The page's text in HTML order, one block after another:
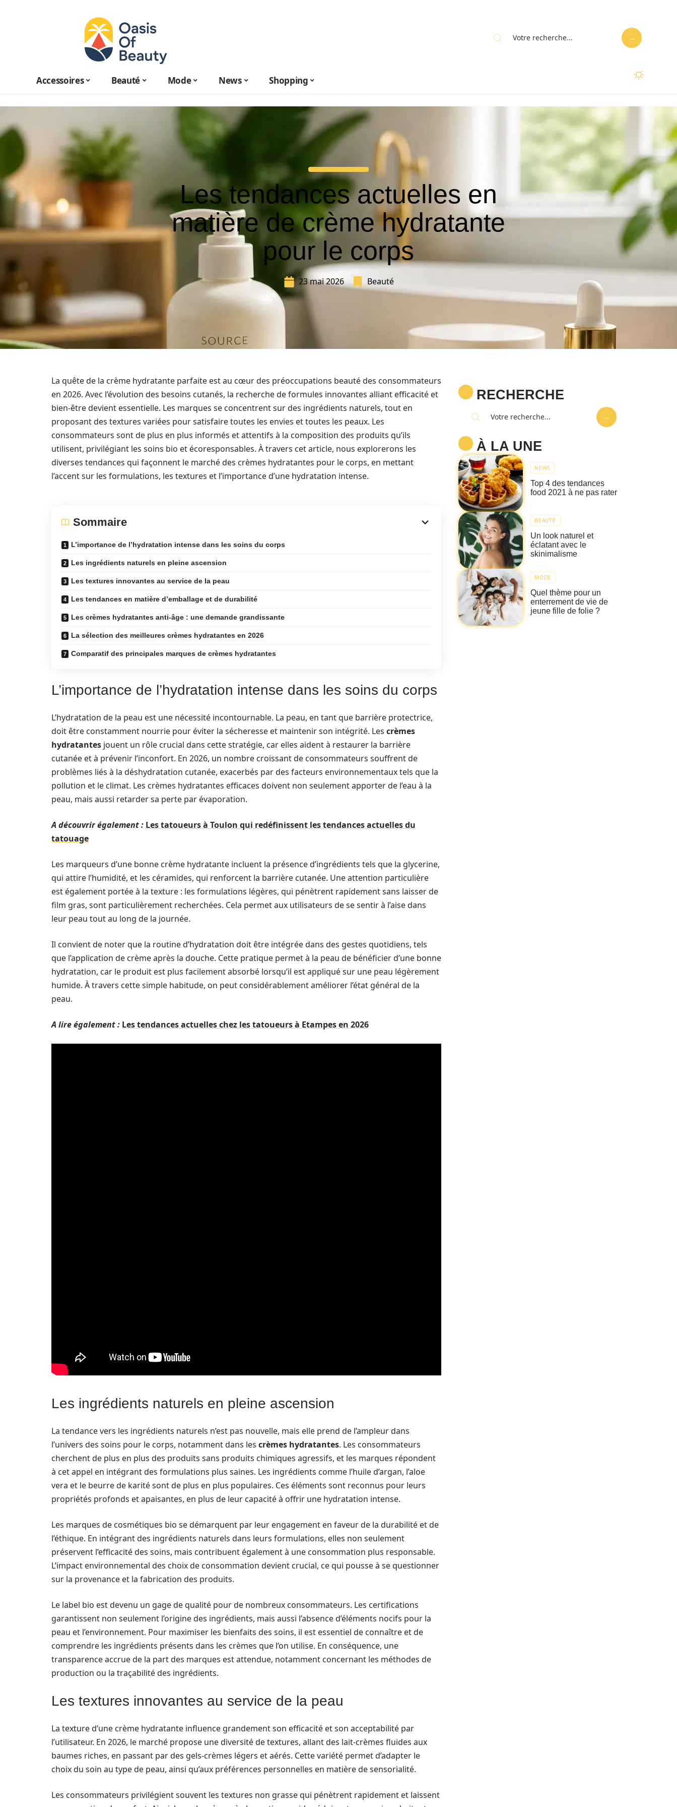
Accessoires Beauté Mode News Shopping
Les tendances actuelles en
matière de crème hydratante
pour le corps
23 mai 2026 Beauté
La quête de la crème hydratante parfaite est au cœur des préoccupations beauté des consommateurs
en 2026. Avec l’évolution des besoins cutanés, la recherche de formules innovantes alliant efficacité et
bien-être devient essentielle. Les marques se concentrent sur des ingrédients naturels, tout en
proposant des textures variées pour satisfaire toutes les envies et toutes les peaux. Les
consommateurs sont de plus en plus informés et attentifs à la composition des produits qu’ils
utilisent, privilégiant les soins bio et écoresponsables. À travers cet article, nous explorerons les
diverses tendances qui façonnent le marché des crèmes hydratantes pour le corps, en mettant
l’accent sur les formulations, les textures et l’importance d’une hydratation intense.
Sommaire
L’importance de l’hydratation intense dans les soins du corps
Les ingrédients naturels en pleine ascension
Les textures innovantes au service de la peau
Les tendances en matière d’emballage et de durabilité
Les crèmes hydratantes anti-âge : une demande grandissante
La sélection des meilleures crèmes hydratantes en 2026
Comparatif des principales marques de crèmes hydratantes
L’importance de l’hydratation intense dans les soins du corps
L’hydratation de la peau est une nécessité incontournable. La peau, en tant que barrière protectrice,
doit être constamment nourrie pour éviter la sécheresse et maintenir son intégrité. Les crèmes
hydratantes jouent un rôle crucial dans cette stratégie, car elles aident à restaurer la barrière
cutanée et à prévenir l’inconfort. En 2026, un nombre croissant de consommateurs souffrent de
problèmes liés à la déshydratation cutanée, exacerbés par des facteurs environnementaux tels que la
pollution et le climat. Les crèmes hydratantes efficaces doivent non seulement apporter de l’eau à la
peau, mais aussi retarder sa perte par évaporation.
A découvrir également : Les tatoueurs à Toulon qui redéfinissent les tendances actuelles du
tatouage
Les marqueurs d’une bonne crème hydratante incluent la présence d’ingrédients tels que la glycerine,
qui attire l’humidité, et les céramides, qui renforcent la barrière cutanée. Une attention particulière
est également portée à la texture : les formulations légères, qui pénètrent rapidement sans laisser de
film gras, sont particulièrement recherchées. Cela permet aux utilisateurs de se sentir à l’aise dans
leur peau tout au long de la journée.
Il convient de noter que la routine d’hydratation doit être intégrée dans des gestes quotidiens, tels
que l’application de crème après la douche. Cette pratique permet à la peau de bénéficier d’une bonne
hydratation, car le produit est plus facilement absorbé lorsqu’il est appliqué sur une peau légèrement
humide. À travers cette simple habitude, on peut considérablement améliorer l’état général de la
peau.
A lire également : Les tendances actuelles chez les tatoueurs à Etampes en 2026
Les ingrédients naturels en pleine ascension
La tendance vers les ingrédients naturels n’est pas nouvelle, mais elle prend de l’ampleur dans
l’univers des soins pour le corps, notamment dans les crèmes hydratantes. Les consommateurs
cherchent de plus en plus des produits sans produits chimiques agressifs, et les marques répondent
à cet appel en intégrant des formulations plus saines. Les ingrédients comme l’huile d’argan, l’aloe
vera et le beurre de karité sont de plus en plus populaires. Ces éléments sont reconnus pour leurs
propriétés profonds et apaisantes, en plus de leur capacité à offrir une hydratation intense.
Les marques de cosmétiques bio se démarquent par leur engagement en faveur de la durabilité et de
l’éthique. En intégrant des ingrédients naturels dans leurs formulations, elles non seulement
préservent l’efficacité des soins, mais contribuent également à une consommation plus responsable.
L’impact environnemental des choix de consommation devient crucial, ce qui pousse à se questionner
sur la provenance et la fabrication des produits.
Le label bio est devenu un gage de qualité pour de nombreux consommateurs. Les certifications
garantissent non seulement l’origine des ingrédients, mais aussi l’absence d’éléments nocifs pour la
peau et l’environnement. Pour maximiser les bienfaits des soins, il est essentiel de connaître et de
comprendre les ingrédients présents dans les crèmes que l’on utilise. En conséquence, une
transparence accrue de la part des marques est attendue, notamment concernant les méthodes de
production ou la traçabilité des ingrédients.
Les textures innovantes au service de la peau
La texture d’une crème hydratante influence grandement son efficacité et son acceptabilité par
l’utilisateur. En 2026, le marché propose une diversité de textures, allant des lait-crèmes fluides aux
baumes riches, en passant par des gels-crèmes légers et aérés. Cette variété permet d’adapter le
choix du soin au type de peau, ainsi qu’aux préférences personnelles en matière de sensorialité.
Les consommateurs privilégient souvent les textures non grasse qui pénètrent rapidement et laissent
RECHERCHE
À LA UNE
NEWS
Top 4 des tendances
food 2021 à ne pas rater
BEAUTÉ
Un look naturel et
éclatant avec le
skinimalisme
MODE
Quel thème pour un
enterrement de vie de
jeune fille de folie ?